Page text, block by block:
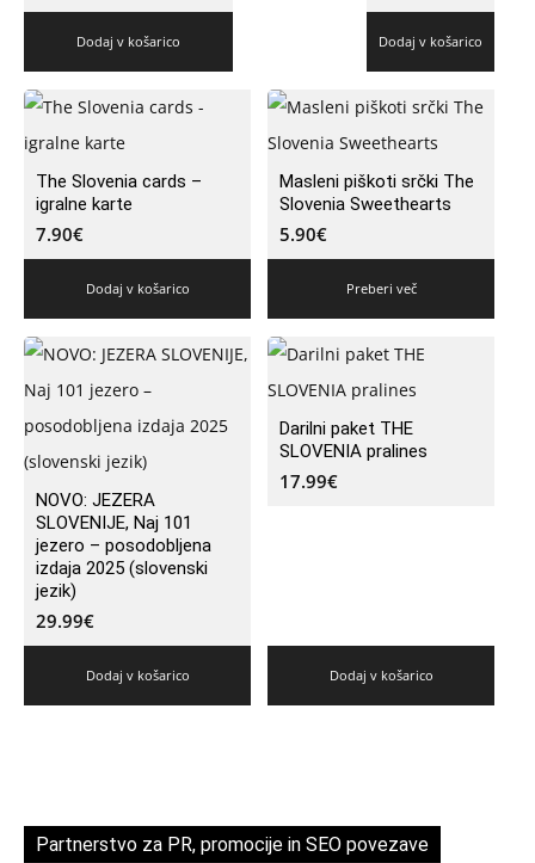
Dodaj v košarico Dodaj v košarico
The Slovenia cards –
igralne karte
7.90€
Dodaj v košarico
Masleni piškoti srčki The
Slovenia Sweethearts
5.90€
Preberi več
NOVO: JEZERA
SLOVENIJE, Naj 101
jezero – posodobljena
izdaja 2025 (slovenski
jezik)
29.99€
Dodaj v košarico
Darilni paket THE
SLOVENIA pralines
17.99€
Dodaj v košarico
Partnerstvo za PR, promocije in SEO povezave